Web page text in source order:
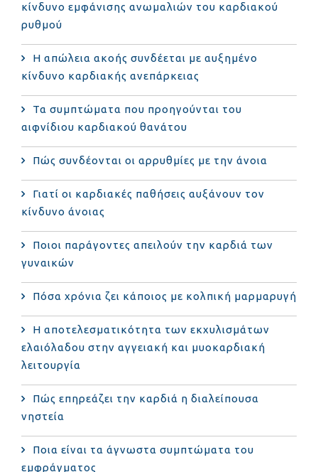
κίνδυνο εμφάνισης ανωμαλιών του καρδιακού
ρυθμού
Η απώλεια ακοής συνδέεται με αυξημένο
κίνδυνο καρδιακής ανεπάρκειας
Τα συμπτώματα που προηγούνται του
αιφνίδιου καρδιακού θανάτου
Πώς συνδέονται οι αρρυθμίες με την άνοια
Γιατί οι καρδιακές παθήσεις αυξάνουν τον
κίνδυνο άνοιας
Ποιοι παράγοντες απειλούν την καρδιά των
γυναικών
Πόσα χρόνια ζει κάποιος με κολπική μαρμαρυγή
Η αποτελεσματικότητα των εκχυλισμάτων
ελαιόλαδου στην αγγειακή και μυοκαρδιακή
λειτουργία
Πώς επηρεάζει την καρδιά η διαλείπουσα
νηστεία
Ποια είναι τα άγνωστα συμπτώματα του
εμφράγματος